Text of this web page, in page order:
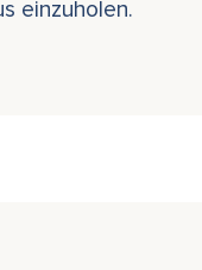
einzuholen.